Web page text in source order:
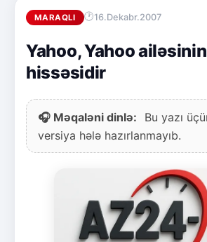
MARAQLI 16.Dekabr.2007
Yahoo, Yahoo
hissəsidir
🎧 Məqaləni dinlə:
Bu yazı
versiya hələ hazırlanmayıb.